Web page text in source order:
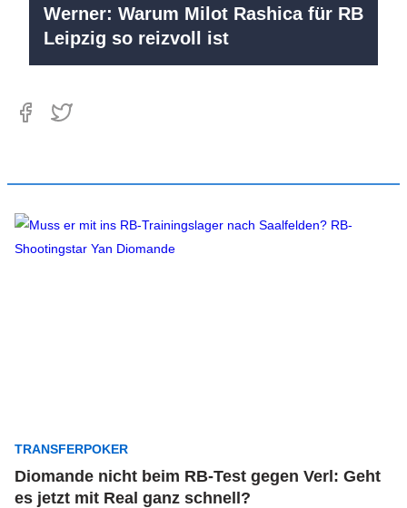
Werner: Warum Milot Rashica für RB
Leipzig so reizvoll ist
TRANSFERPOKER
Diomande nicht beim RB-Test gegen Verl: Geht
es jetzt mit Real ganz schnell?